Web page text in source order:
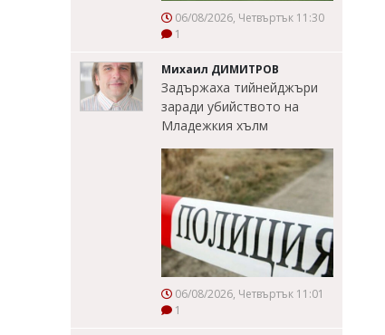
06/08/2026, Четвъртък 11:30
1
Михаил ДИМИТРОВ
Задържаха тийнейджъри
заради убийството на
Младежкия хълм
06/08/2026, Четвъртък 11:01
1